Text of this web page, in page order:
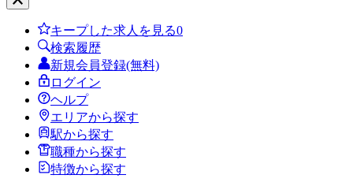
キープした求人を見る0
検索履歴
新規会員登録(無料)
ログイン
ヘルプ
エリアから探す
駅から探す
職種から探す
特徴から探す